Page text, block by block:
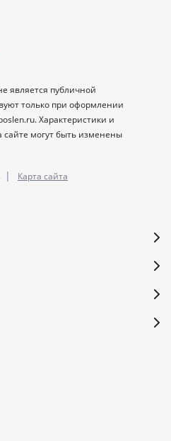
является публичной
только при оформлении
Характеристики и
сайте могут быть изменены
| Карта сайта